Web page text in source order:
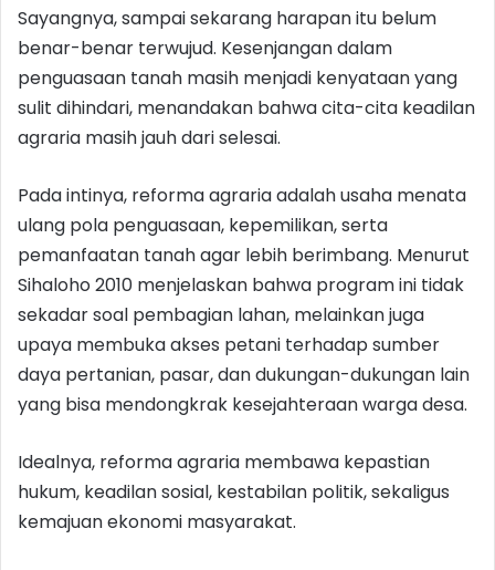
Sayangnya, sampai sekarang harapan itu belum
benar-benar terwujud. Kesenjangan dalam
penguasaan tanah masih menjadi kenyataan yang
sulit dihindari, menandakan bahwa cita-cita keadilan
agraria masih jauh dari selesai.
Pada intinya, reforma agraria adalah usaha menata
ulang pola penguasaan, kepemilikan, serta
pemanfaatan tanah agar lebih berimbang. Menurut
Sihaloho 2010 menjelaskan bahwa program ini tidak
sekadar soal pembagian lahan, melainkan juga
upaya membuka akses petani terhadap sumber
daya pertanian, pasar, dan dukungan-dukungan lain
yang bisa mendongkrak kesejahteraan warga desa.
Idealnya, reforma agraria membawa kepastian
hukum, keadilan sosial, kestabilan politik, sekaligus
kemajuan ekonomi masyarakat.